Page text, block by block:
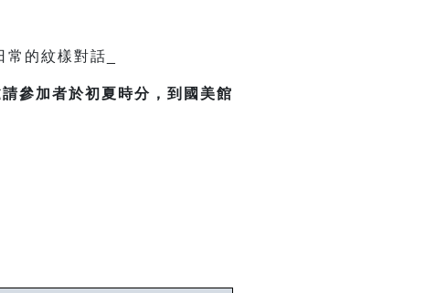
常的紋樣對話
參加者於初夏時分，到國美館